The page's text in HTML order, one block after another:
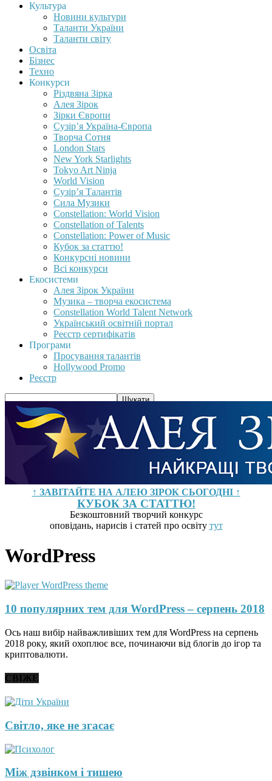
Культура
Новини культури
Таланти України
Таланти світу
Освіта
Бізнес
Техно
Конкурси
Різдвяна Зірка
Алея Зірок
Зірки Європи
Сузір’я Україна-Європа
Творча Сотня
London Stars
New York Starlights
Tokyo Art Ninja
World Vision
Сузір’я Талантів
Сила Музики
Constellation: World Vision
Constellation of Talents
Constellation: Power of Music
Кубок за статтю!
Конкурсні новини
Всі конкурси
Екосистеми
Алея Зірок України
Музика – творча екосистема
Constellation World Talent Network
Український освітній портал
Реєстр сертифікатів
Програми
Просування талантів
Hollywood Promo
Реєстр
↑ ЗАВІТАЙТЕ НА АЛЕЮ ЗІРОК СЬОГОДНІ ↑
КУБОК ЗА СТАТТЮ!
Безкоштовний творчий конкурс
оповідань, нарисів і статей про освіту тут
WordPress
10 популярних тем для WordPress – серпень 2018
Ось наш вибір найважливіших тем для WordPress на серпень
2018 року, який охоплює все, починаючи від блогів до ігор та
криптовалюти.
СВІЖЕ
Світло, яке не згасає
Між дзвінком і тишею